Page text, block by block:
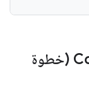
التقسيم إلى أجزاء في Compose (خطوة